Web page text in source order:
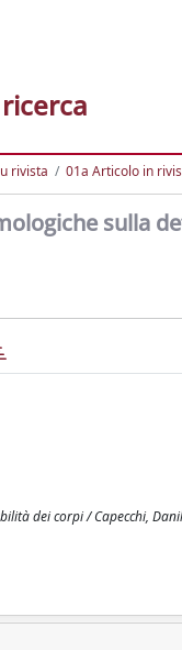
rivista 01a Articolo in
sulla
dei corpi / Capecchi,